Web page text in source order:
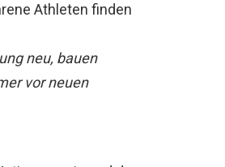
Athleten finden
neu, bauen
vor neuen